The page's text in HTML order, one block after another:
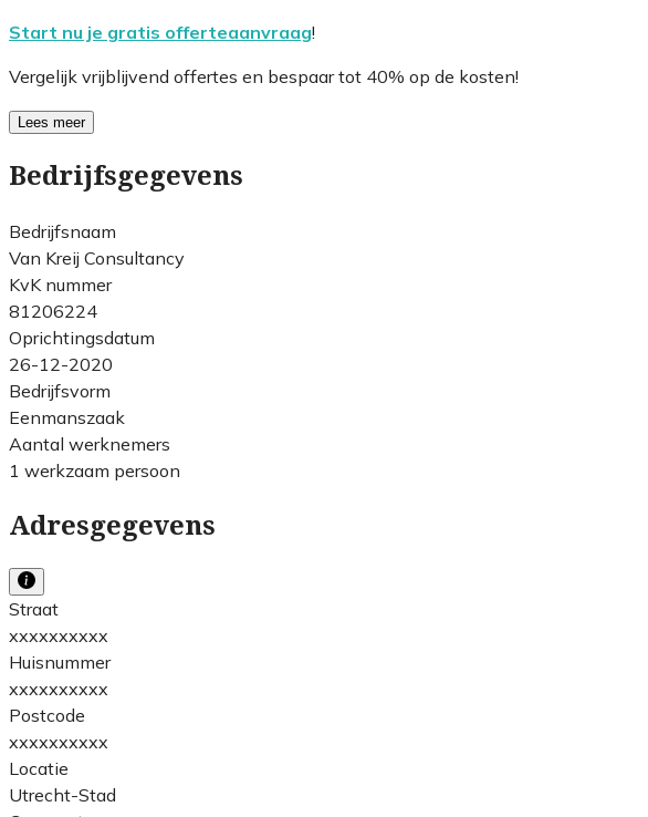
Start nu je gratis offerteaanvraag!
Vergelijk vrijblijvend offertes en bespaar tot 40% op de kosten!
Lees meer
Bedrijfsgegevens
Bedrijfsnaam
Van Kreij Consultancy
KvK nummer
81206224
Oprichtingsdatum
26-12-2020
Bedrijfsvorm
Eenmanszaak
Aantal werknemers
1 werkzaam persoon
Adresgegevens
Straat
xxxxxxxxxx
Huisnummer
xxxxxxxxxx
Postcode
xxxxxxxxxx
Locatie
Utrecht-Stad